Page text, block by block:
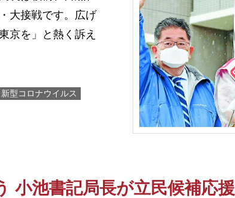
大接戦です。広げ
京を」と熱く訴え
新型コロナウイルス
小池書記局長が立民候補応援